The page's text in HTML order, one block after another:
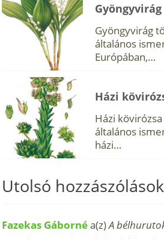
Gyöngyvirág
Gyöngyvirág
általános
Európában,…
Házi
Házi
általános
házi…
Utolsó
Fazekas Gábornéa(z)A